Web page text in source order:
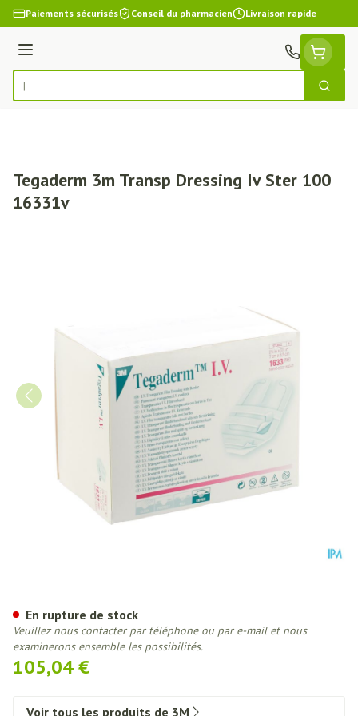
Aller au contenu
Paiements sécurisés Conseil du pharmacien Livraison rapide
Menu
Rechercher
Tegaderm 3m Transp Dressing Iv Ster 100
16331v
105,04 €
En rupture de stock
Veuillez nous contacter par téléphone ou par e-mail et nous
examinerons ensemble les possibilités.
Voir tous les produits de 3M